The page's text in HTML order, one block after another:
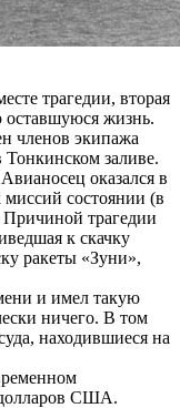
трагедии, вторая
оставшуюся жизнь.
членов экипажа
заливе.
оказался в
состоянии (в
Причиной трагедии
к скачку
ракеты «Зуни»,
и имел такую
ничего. В том
находившиеся на
долларов США.